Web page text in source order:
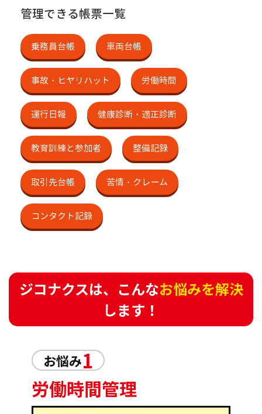
管理できる帳票一覧
乗務員台帳 車両台帳
事故・ヒヤリハット 労働時間
運行日報 健康診断・適正診断
教育訓練と参加者 整備記録
取引先台帳 苦情・クレーム
コンタクト記録
ジコナクスは、こんなお悩みを解決
します！
お悩み1
労働時間管理